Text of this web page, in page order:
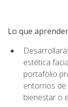
Lo que
estética
portafolio
entornos de
bienestar o